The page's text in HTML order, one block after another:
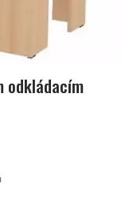
odkládacím